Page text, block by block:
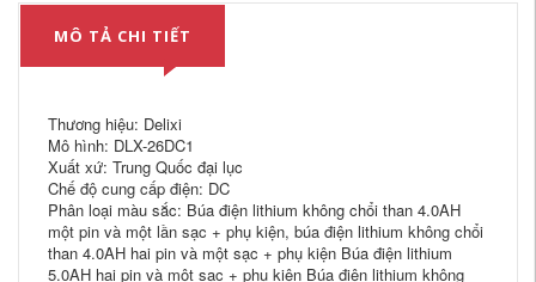
MÔ TẢ CHI TIẾT
Thương hiệu: Delixi
Mô hình: DLX-26DC1
Xuất xứ: Trung Quốc đại lục
Chế độ cung cấp điện: DC
Phân loại màu sắc: Búa điện lithium không chổi than 4.0AH
một pin và một lần sạc + phụ kiện, búa điện lithium không chổi
than 4.0AH hai pin và một sạc + phụ kiện Búa điện lithium
5.0AH hai pin và một sạc + phụ kiện Búa điện lithium không